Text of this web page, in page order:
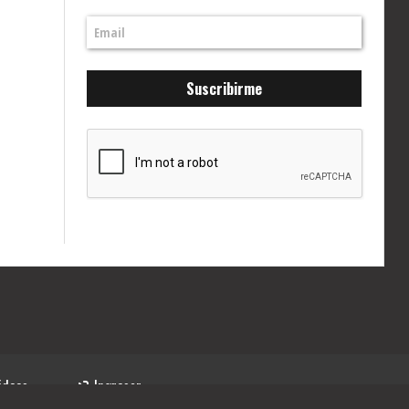
Suscribirme
Ingresar